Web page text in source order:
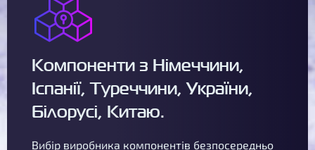
Компоненти з Німеччини,
Іспанії, Туреччини, України,
Білорусі, Китаю.
Вибір виробника компонентів безпосередньо